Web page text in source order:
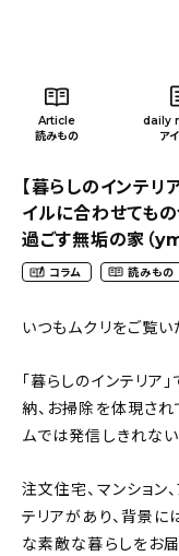
Article
読みもの
daily
ア
新着記事
おすすめの記事
【暮らしのインテリ
イルに合わせても
過ごす無垢の家（
コラム 読みもの
いつもムクリをご覧い
「暮らしのインテリア
納、お掃除を体現され
ムでは発信しきれな
注文住宅、マンション
テリアがあり、背景
な素敵な暮らしをお届